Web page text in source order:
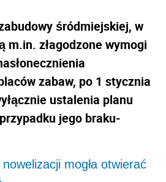
śródmiejskiej, w
m.in. złagodzone wymogi
zabaw, po 1 stycznia
ustalenia planu
jego braku-
mogła otwierać